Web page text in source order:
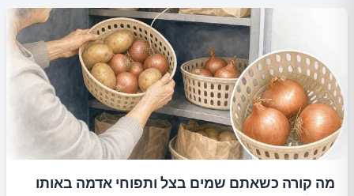
מה קורה כשאתם שמים בצל ותפוחי אדמה באותו